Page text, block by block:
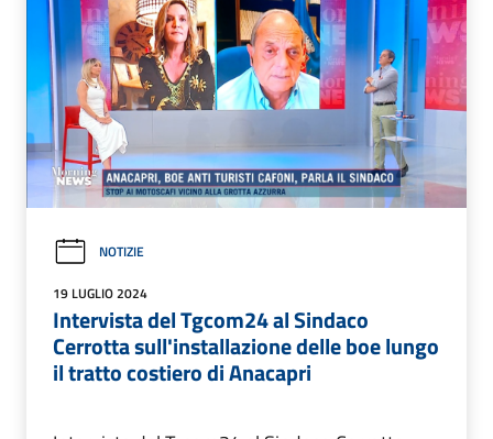
NOTIZIE
19 LUGLIO 2024
Intervista del Tgcom24 al Sindaco
Cerrotta sull'installazione delle boe lungo
il tratto costiero di Anacapri